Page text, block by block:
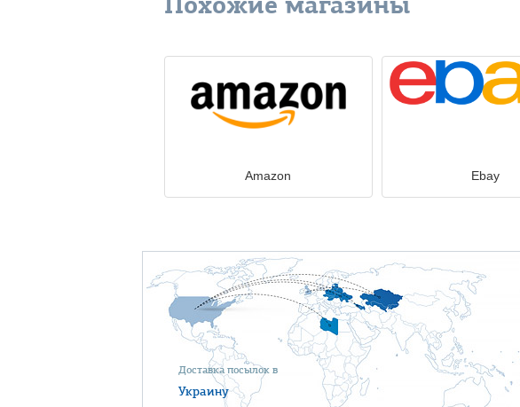
Amazon Ebay
Доставка посылок в
Украину